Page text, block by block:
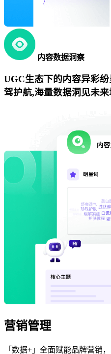
内容数据洞察
UGC生态下的内容异彩
驾护航,海量数据洞见未来
营销管理
「数据+」全面赋能品牌营销